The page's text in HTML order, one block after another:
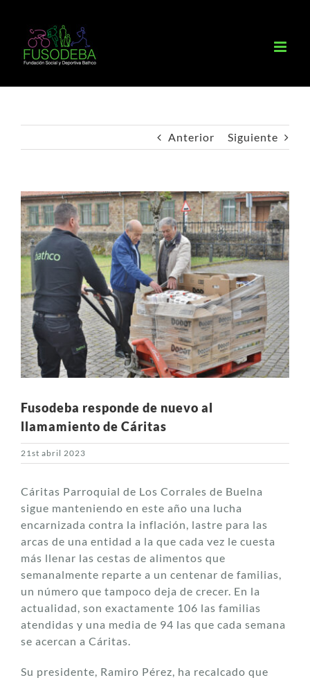
contenido
Anterior Siguiente
Fusodeba responde de nuevo al
llamamiento de Cáritas
21st abril 2023
Cáritas Parroquial de Los Corrales de Buelna
sigue manteniendo en este año una lucha
encarnizada contra la inflación, lastre para las
arcas de una entidad a la que cada vez le cuesta
más llenar las cestas de alimentos que
semanalmente reparte a un centenar de familias,
un número que tampoco deja de crecer. En la
actualidad, son exactamente 106 las familias
atendidas y una media de 94 las que cada semana
se acercan a Cáritas.
Su presidente, Ramiro Pérez, ha recalcado que